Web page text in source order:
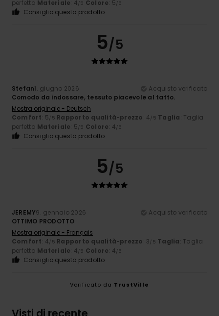
perfetta Materiale: 4/5 Colore: 5/5
Consiglio questo prodotto
5/5
Stefan1. giugno 2026
Acquisto verificato
Comodo da indossare, tessuto piacevole al tatto.
Mostra originale - Deutsch
Comfort: 5/5 Rapporto qualità-prezzo: 4/5 Taglia: Taglia
perfetta Materiale: 5/5 Colore: 4/5
Consiglio questo prodotto
5/5
JEREMY9. gennaio 2026
Acquisto verificato
OTTIMO PRODOTTO
Mostra originale - Français
Comfort: 4/5 Rapporto qualità-prezzo: 3/5 Taglia: Taglia
perfetta Materiale: 4/5 Colore: 4/5
Consiglio questo prodotto
Verificato da TrustVille